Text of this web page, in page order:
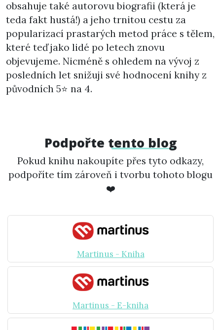
obsahuje také autorovu biografii (která je
teda fakt hustá!) a jeho trnitou cestu za
popularizací prastarých metod práce s tělem,
které teď jako lidé po letech znovu
objevujeme. Nicméně s ohledem na vývoj z
posledních let snižuji své hodnocení knihy z
původních 5⭐ na 4.
Podpořte tento blog
Pokud knihu nakoupíte přes tyto odkazy,
podpoříte tím zároveň i tvorbu tohoto blogu
❤️
Martinus - Kniha
Martinus - E-kniha